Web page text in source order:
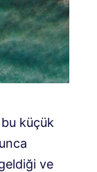
bu küçük
ve